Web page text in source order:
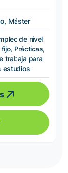
Máster
de nivel
fijo, Prácticas,
trabaja para
estudios